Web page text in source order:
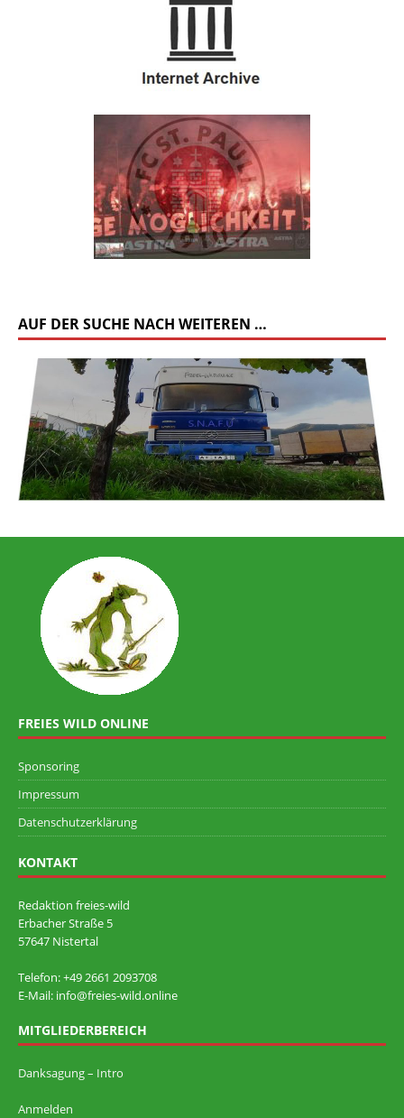
AUF DER SUCHE NACH WEITEREN …
FREIES WILD ONLINE
Sponsoring
Impressum
Datenschutzerklärung
KONTAKT
Redaktion freies-wild
Erbacher Straße 5
57647 Nistertal
Telefon: +49 ‭2661 2093708
E-Mail: info@freies-wild.online
MITGLIEDERBEREICH
Danksagung – Intro
Anmelden